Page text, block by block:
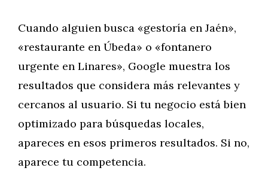
Cuando alguien busca «gestoría en Jaén»,
«restaurante en Úbeda» o «fontanero
urgente en Linares», Google muestra los
resultados que considera más relevantes y
cercanos al usuario. Si tu negocio está bien
optimizado para búsquedas locales,
apareces en esos primeros resultados. Si no,
aparece tu competencia.